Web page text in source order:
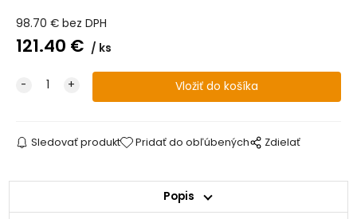
98.70 € bez DPH
121.40 € ks
Sledovať produkt Pridať do obľúbených Zdielať
Popis